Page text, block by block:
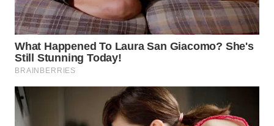
SAMOSIR
WN
PADANG
LAWAS
SUMEDANG